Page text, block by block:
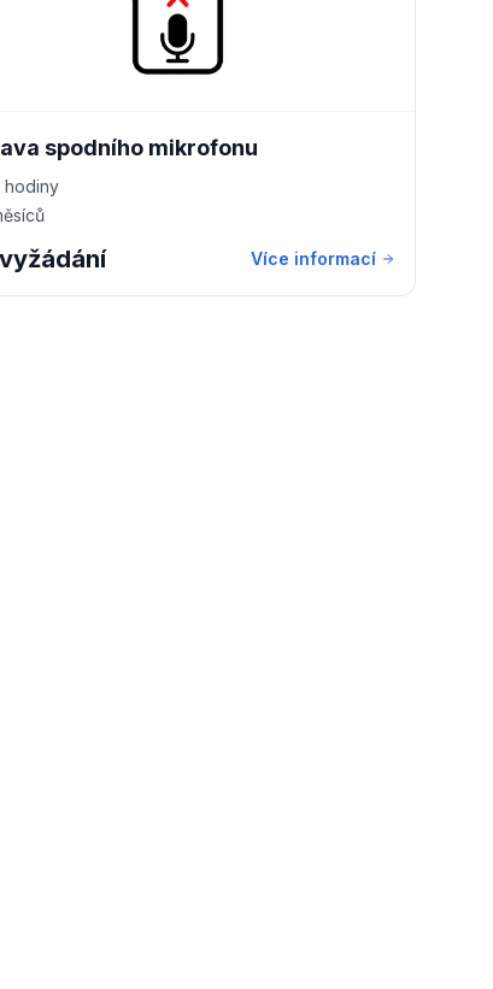
spodního mikrofonu
hodiny
Více informací